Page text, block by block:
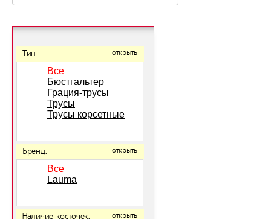
Тип: открыть
Все
Бюстгальтер
Грация-трусы
Трусы
Трусы корсетные
Бренд: открыть
Все
Lauma
Наличие косточек: открыть